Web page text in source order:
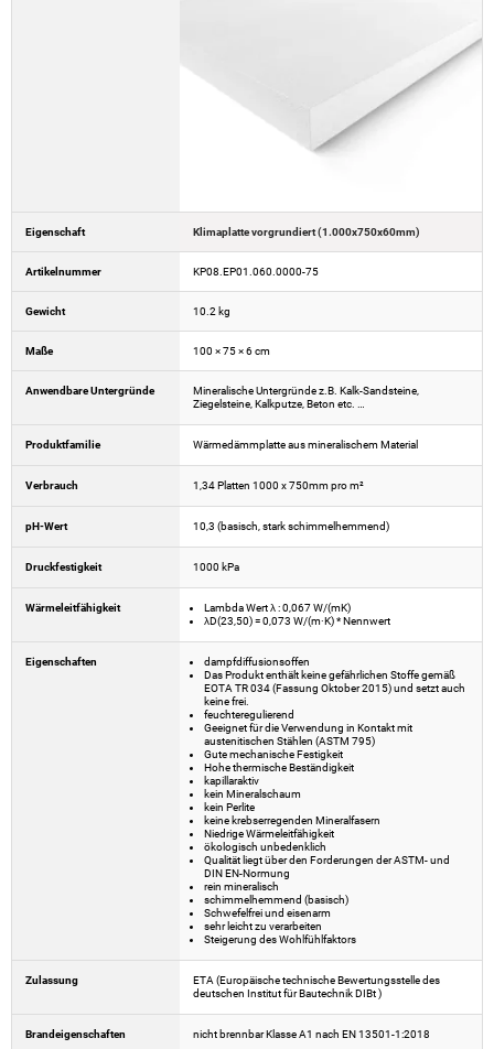
Eigenschaft Klimaplatte vorgrundiert (1.000x750x60mm)
Artikelnummer KP08.EP01.060.0000-75
Gewicht 10.2 kg
Maße 100 × 75 × 6 cm
Anwendbare Untergründe
Mineralische Untergründe z.B. Kalk-Sandsteine,
Ziegelsteine, Kalkputze, Beton etc. …
Produktfamilie Wärmedämmplatte aus mineralischem Material
Verbrauch 1,34 Platten 1000 x 750mm pro m²
pH-Wert 10,3 (basisch, stark schimmelhemmend)
Druckfestigkeit 1000 kPa
Wärmeleitfähigkeit
Lambda Wert λ : 0,067 W/(mK)
λD(23,50) = 0,073 W/(m·K) * Nennwert
Eigenschaften
dampfdiffusionsoffen
Das Produkt enthält keine gefährlichen Stoffe gemäß
EOTA TR 034 (Fassung Oktober 2015) und setzt auch
keine frei.
feuchteregulierend
Geeignet für die Verwendung in Kontakt mit
austenitischen Stählen (ASTM 795)
Gute mechanische Festigkeit
Hohe thermische Beständigkeit
kapillaraktiv
kein Mineralschaum
kein Perlite
keine krebserregenden Mineralfasern
Niedrige Wärmeleitfähigkeit
ökologisch unbedenklich
Qualität liegt über den Forderungen der ASTM- und
DIN EN-Normung
rein mineralisch
schimmelhemmend (basisch)
Schwefelfrei und eisenarm
sehr leicht zu verarbeiten
Steigerung des Wohlfühlfaktors
Zulassung
ETA (Europäische technische Bewertungsstelle des
deutschen Institut für Bautechnik DIBt )
Brandeigenschaften nicht brennbar Klasse A1 nach EN 13501-1:2018